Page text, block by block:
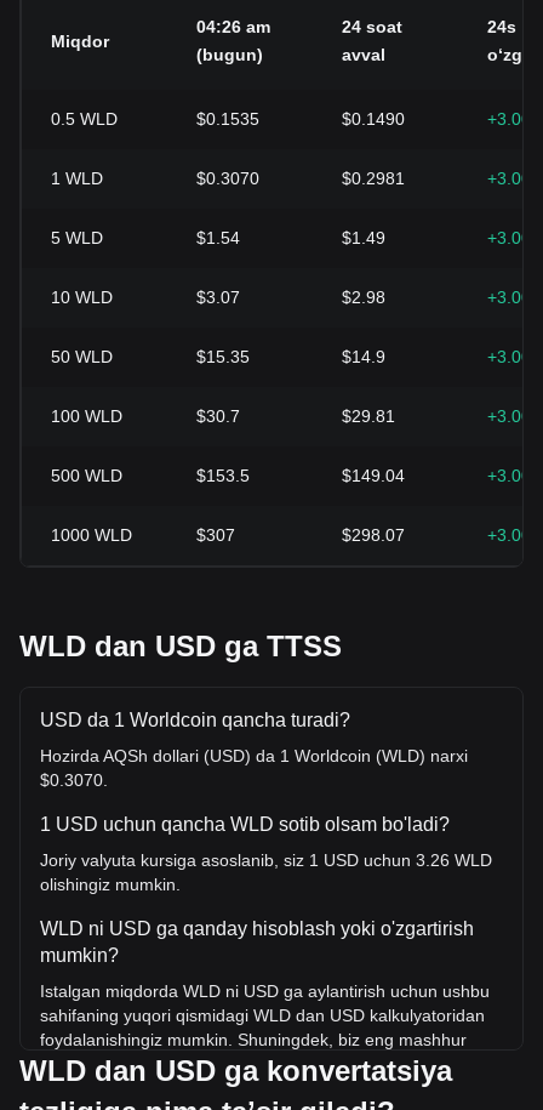
Miqdor
04:26 am
(bugun)
24 soat
avval
24s
0.5 WLD $0.1535 $0.1490
1 WLD $0.3070 $0.2981
5 WLD $1.54 $1.49
10 WLD $3.07 $2.98
50 WLD $15.35 $14.9
100 WLD $30.7 $29.81
500 WLD $153.5 $149.04
1000 WLD $307 $298.07
WLD dan USD ga TTSS
USD da 1 Worldcoin qancha turadi?
Hozirda AQSh dollari (USD) da 1 Worldcoin (WLD) narxi
$0.3070.
1 USD uchun qancha WLD sotib olsam bo'ladi?
Joriy valyuta kursiga asoslanib, siz 1 USD uchun 3.26 WLD
olishingiz mumkin.
WLD ni USD ga qanday hisoblash yoki o'zgartirish
mumkin?
Istalgan miqdorda WLD ni USD ga aylantirish uchun ushbu
sahifaning yuqori qismidagi WLD dan USD kalkulyatoridan
foydalanishingiz mumkin. Shuningdek, biz eng mashhur
konvertatsiyalar uchun tezkor ma'lumotnoma jadvallarini
ham kiritdik. Masalan, 5 USD 16.29 WLD ga teng, 5 WLD
WLD dan USD ga konvertatsiya